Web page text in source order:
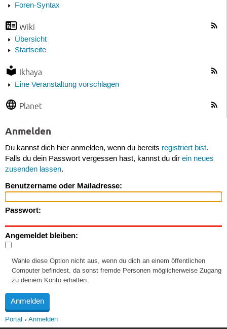
Foren-Syntax
Wiki
Übersicht
Startseite
Ikhaya
Eine Veranstaltung vorschlagen
Planet
Anmelden
Du kannst dich hier anmelden, wenn du bereits registriert bist.
Falls du dein Passwort vergessen hast, kannst du dir ein neues
zusenden lassen.
Benutzername oder Mailadresse:
Passwort:
Angemeldet bleiben:
Wähle diese Option nicht aus, wenn du dich an einem öffentlichen
Computer befindest, da sonst fremde Personen möglicherweise Zugang
zu deinem Konto erhalten.
Portal Anmelden